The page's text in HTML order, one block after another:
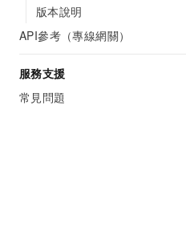
版本說明
API參考（專線網關）
服務支援
常見問題